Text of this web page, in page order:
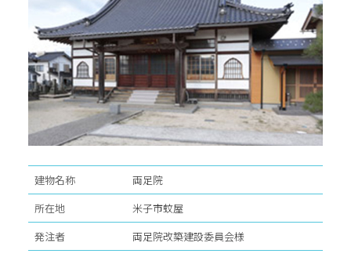
建物名称
両足院
所在地
米子市蚊屋
発注者
両足院改築建設委員会様